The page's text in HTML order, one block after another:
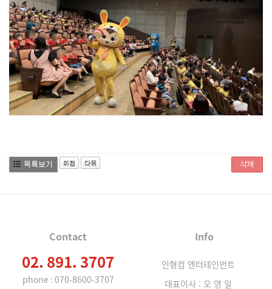
Contact
02. 891. 3707
phone : 070-8600-3707
Info
인형컴 엔터테인먼트
대표이사 : 오 영 일